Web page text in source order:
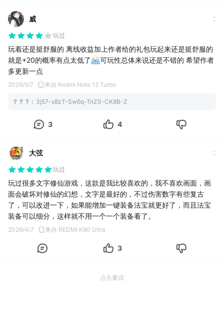
威
玩过
玩着还是挺舒服的 离线收益加上作者给的礼包玩起来还是挺舒服的
就是+20的概率有点太低了
可玩性总体来说还是不错的 希望作者
多更新一点
2026/5/7 来自 Redmi Note 12 Turbo
？？？ : 3j57-x8zT-Sw6q-TnZS-CK8B-Z
3 4
大弦
玩过
玩过很多文字修仙游戏，这款是我比较喜欢的，我不喜欢画面，画
面会破坏对修仙的幻想，文字是最好的，不过伤害数字有些复古
了，可以改进一下，如果能增加一键装备法宝就更好了，而且法宝
装备可以细分，这样就不用一个一个装备看了。
2026/4/7 来自 REDMI K80 Ultra
3
点击重试